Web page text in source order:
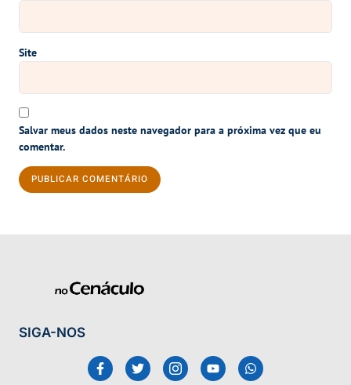
Site
Salvar meus dados neste navegador para a próxima vez que eu
comentar.
SIGA-NOS